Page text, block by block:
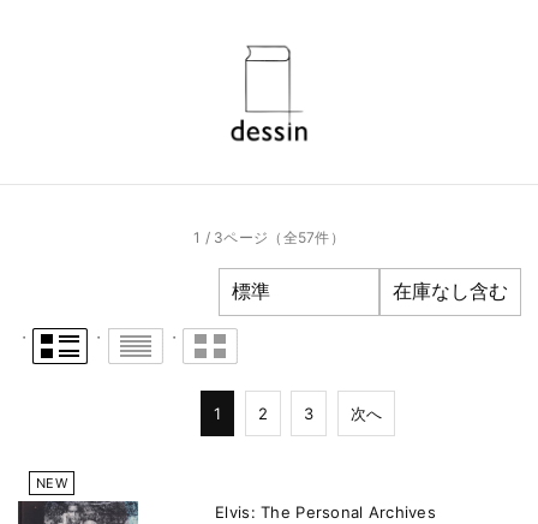
1 / 3ページ （全57件）
1 2 3 次へ
NEW
Elvis: The Personal Archives